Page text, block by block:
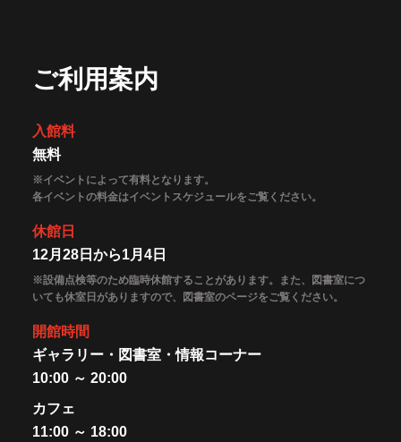
ご利用案内
入館料
無料
※イベントによって有料となります。
各イベントの料金はイベントスケジュールをご覧ください。
休館日
12月28日から1月4日
※設備点検等のため臨時休館することがあります。また、図書室につ
いても休室日がありますので、図書室のページをご覧ください。
開館時間
ギャラリー・図書室・情報コーナー
10:00 ～ 20:00
カフェ
11:00 ～ 18:00